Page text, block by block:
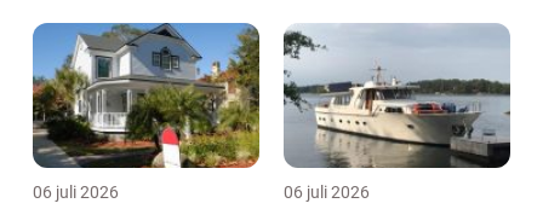
06 juli 2026 06 juli 2026